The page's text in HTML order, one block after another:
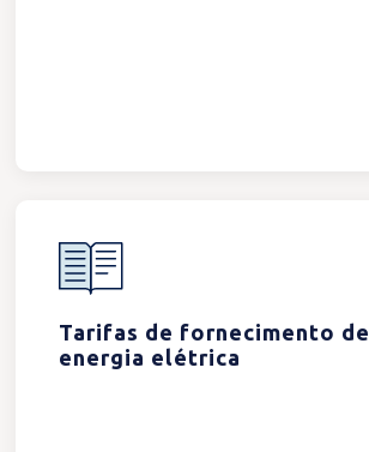
Tarifas de fornecimento de
energia elétrica